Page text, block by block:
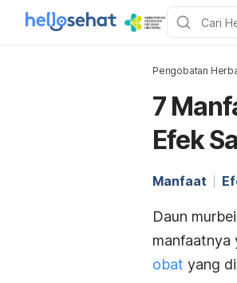
Pengobatan
7
Efek
Manfaat
Daun murbei
manfaatnya
obat yang